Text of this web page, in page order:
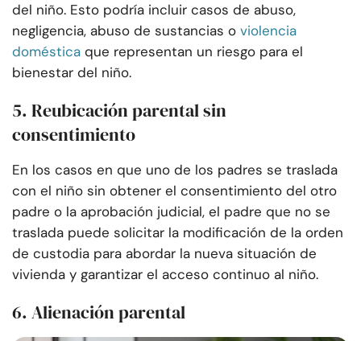
del niño. Esto podría incluir casos de abuso,
negligencia, abuso de sustancias o violencia
doméstica que representan un riesgo para el
bienestar del niño.
5. Reubicación parental sin
consentimiento
En los casos en que uno de los padres se traslada
con el niño sin obtener el consentimiento del otro
padre o la aprobación judicial, el padre que no se
traslada puede solicitar la modificación de la orden
de custodia para abordar la nueva situación de
vivienda y garantizar el acceso continuo al niño.
6. Alienación parental